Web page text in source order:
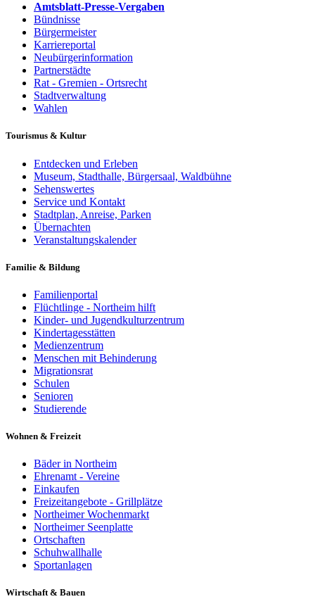
Amtsblatt-Presse-Vergaben
Bündnisse
Bürgermeister
Karriereportal
Neubürgerinformation
Partnerstädte
Rat - Gremien - Ortsrecht
Stadtverwaltung
Wahlen
Tourismus & Kultur
Entdecken und Erleben
Museum, Stadthalle, Bürgersaal, Waldbühne
Sehenswertes
Service und Kontakt
Stadtplan, Anreise, Parken
Übernachten
Veranstaltungskalender
Familie & Bildung
Familienportal
Flüchtlinge - Northeim hilft
Kinder- und Jugendkulturzentrum
Kindertagesstätten
Medienzentrum
Menschen mit Behinderung
Migrationsrat
Schulen
Senioren
Studierende
Wohnen & Freizeit
Bäder in Northeim
Ehrenamt - Vereine
Einkaufen
Freizeitangebote - Grillplätze
Northeimer Wochenmarkt
Northeimer Seenplatte
Ortschaften
Schuhwallhalle
Sportanlagen
Wirtschaft & Bauen